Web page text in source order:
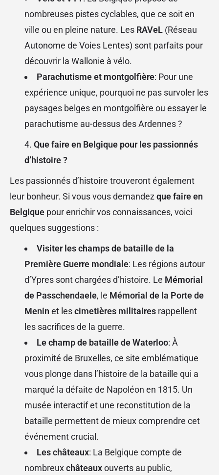
nombreuses pistes cyclables, que ce soit en
ville ou en pleine nature. Les RAVeL (Réseau
Autonome de Voies Lentes) sont parfaits pour
découvrir la Wallonie à vélo.
Parachutisme et montgolfière: Pour une
expérience unique, pourquoi ne pas survoler les
paysages belges en montgolfière ou essayer le
parachutisme au-dessus des Ardennes ?
Que faire en Belgique pour les passionnés
d’histoire ?
Les passionnés d’histoire trouveront également
leur bonheur. Si vous vous demandezque faire en
Belgique pour enrichir vos connaissances, voici
quelques suggestions :
Visiter les champs de bataille de la
Première Guerre mondiale: Les régions autour
d’Ypres sont chargées d’histoire. Le Mémorial
de Passchendaele, le Mémorial de la Porte de
Menin et lescimetières militaires rappellent
les sacrifices de la guerre.
Le champ de bataille de Waterloo: À
proximité de Bruxelles, ce site emblématique
vous plonge dans l’histoire de la bataille qui a
marqué la défaite de Napoléon en 1815. Un
musée interactif et une reconstitution de la
bataille permettent de mieux comprendre cet
événement crucial.
Les châteaux: La Belgique compte de
nombreuxchâteauxouverts au public,